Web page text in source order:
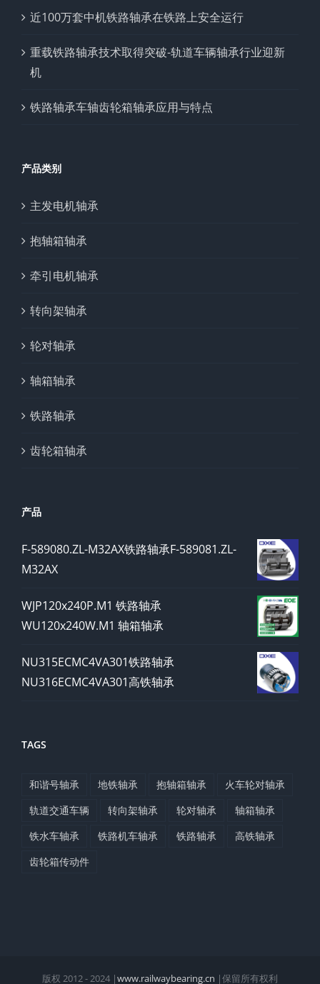
近100万套中机铁路轴承在铁路上安全运行
重载铁路轴承技术取得突破-轨道车辆轴承行业迎新
机
铁路轴承车轴齿轮箱轴承应用与特点
产品类别
主发电机轴承
抱轴箱轴承
牵引电机轴承
转向架轴承
轮对轴承
轴箱轴承
铁路轴承
齿轮箱轴承
产品
F-589080.ZL-M32AX铁路轴承F-589081.ZL-
M32AX
WJP120x240P.M1 铁路轴承
WU120x240W.M1 轴箱轴承
NU315ECMC4VA301铁路轴承
NU316ECMC4VA301高铁轴承
TAGS
和谐号轴承 地铁轴承 抱轴箱轴承
火车轮对轴承
轨道交通车辆
转向架轴承 轮对轴承
轴箱轴承
铁水车轴承
铁路机车轴承 铁路轴承
高铁轴承
齿轮箱传动件
版权 2012 - 2024 |www.railwaybearing.cn |保留所有权利